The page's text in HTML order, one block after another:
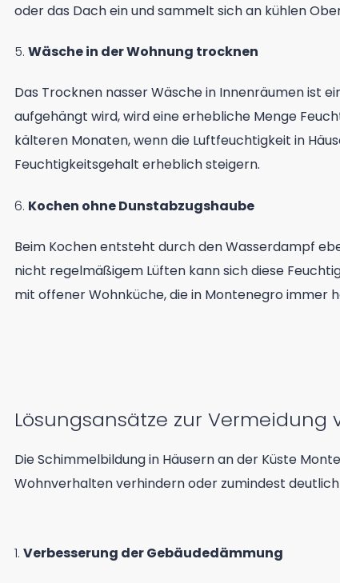
oder das Dach ein und sammelt sich an kühlen
5. Wäsche in der Wohnung trocknen
Das Trocknen nasser Wäsche in Innenräumen ist
aufgehängt wird, wird eine erhebliche Menge
kälteren Monaten, wenn die Luftfeuchtigkeit in
Feuchtigkeitsgehalt erheblich steigern.
6. Kochen ohne Dunstabzugshaube
Beim Kochen entsteht durch den Wasserdampf
nicht regelmäßigem Lüften kann sich diese
mit offener Wohnküche, die in Montenegro immer
Lösungsansätze zur
Die Schimmelbildung in Häusern an der Küste
Wohnverhalten verhindern oder zumindest
1. Verbesserung der Gebäudedämmung